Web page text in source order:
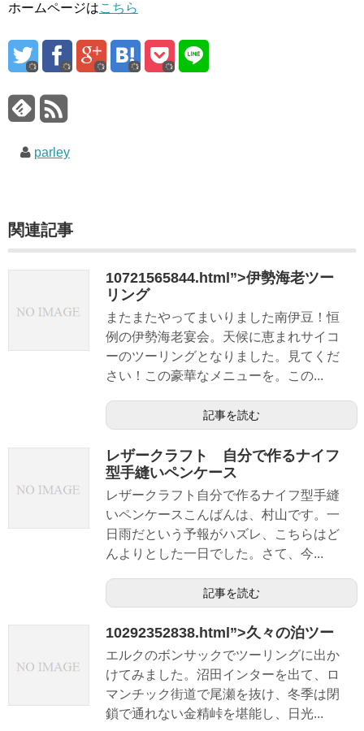
ホームページはこちら
parley
関連記事
10721565844.html”>伊勢海老ツー
リング
またまたやってまいりました南伊豆！恒
例の伊勢海老宴会。天候に恵まれサイコ
ーのツーリングとなりました。見てくだ
さい！この豪華なメニューを。この...
記事を読む
レザークラフト 自分で作るナイフ
型手縫いペンケース
レザークラフト自分で作るナイフ型手縫
いペンケースこんばんは、村山です。一
日雨だという予報がハズレ、こちらはど
んよりとした一日でした。さて、今...
記事を読む
10292352838.html”>久々の泊ツー
エルクのボンサックでツーリングに出か
けてみました。沼田インターを出て、ロ
マンチック街道で尾瀬を抜け、冬季は閉
鎖で通れない金精峠を堪能し、日光...